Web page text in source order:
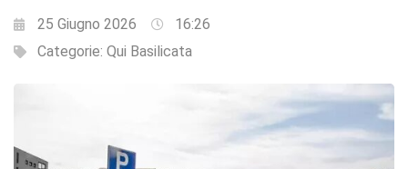
25 Giugno 2026
16:26
Categorie: Qui Basilicata